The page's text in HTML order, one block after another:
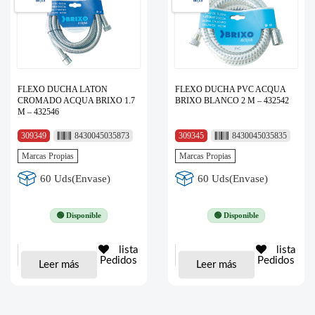
FLEXO DUCHA LATON
CROMADO ACQUA BRIXO 1.7
M – 432546
309349 8430045035873
Marcas Propias
60 Uds(Envase)
🟢 Disponible
Leer más
lista
Pedidos
FLEXO DUCHA PVC ACQUA
BRIXO BLANCO 2 M – 432542
309345 8430045035835
Marcas Propias
60 Uds(Envase)
🟢 Disponible
Leer más
lista
Pedidos